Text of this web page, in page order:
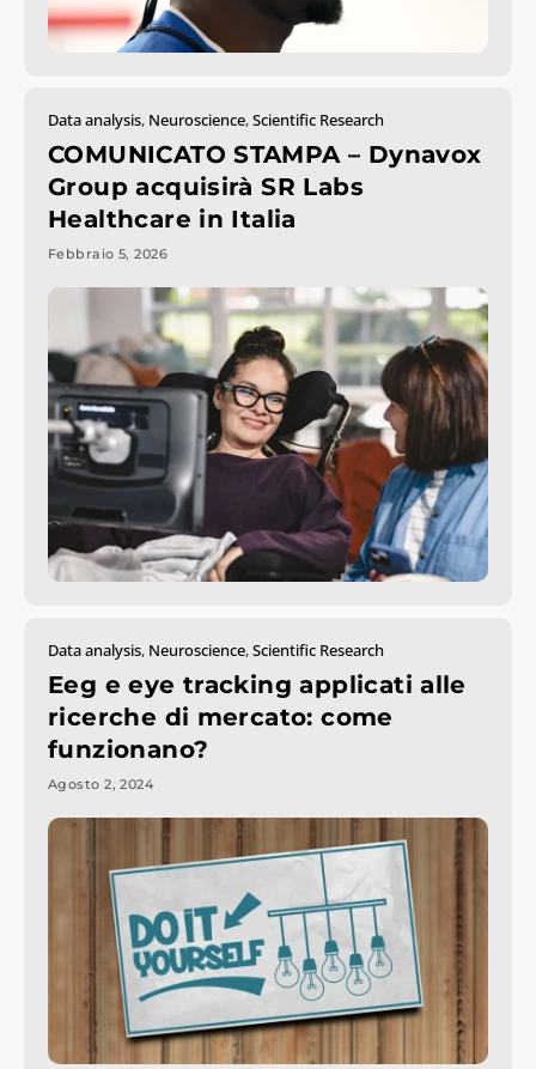
Data analysis, Neuroscience,Scientific Research
COMUNICATO STAMPA – Dynavox
Group acquisirà SR Labs
Healthcare in Italia
Febbraio 5, 2026
Data analysis, Neuroscience,Scientific Research
Eeg e eye tracking applicati alle
ricerche di mercato: come
funzionano?
Agosto 2, 2024